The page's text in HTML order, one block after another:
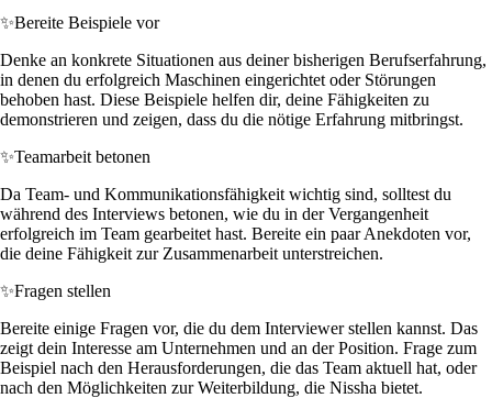
✨Bereite Beispiele vor
Denke an konkrete Situationen aus deiner bisherigen Berufserfahrung,
in denen du erfolgreich Maschinen eingerichtet oder Störungen
behoben hast. Diese Beispiele helfen dir, deine Fähigkeiten zu
demonstrieren und zeigen, dass du die nötige Erfahrung mitbringst.
✨Teamarbeit betonen
Da Team- und Kommunikationsfähigkeit wichtig sind, solltest du
während des Interviews betonen, wie du in der Vergangenheit
erfolgreich im Team gearbeitet hast. Bereite ein paar Anekdoten vor,
die deine Fähigkeit zur Zusammenarbeit unterstreichen.
✨Fragen stellen
Bereite einige Fragen vor, die du dem Interviewer stellen kannst. Das
zeigt dein Interesse am Unternehmen und an der Position. Frage zum
Beispiel nach den Herausforderungen, die das Team aktuell hat, oder
nach den Möglichkeiten zur Weiterbildung, die Nissha bietet.